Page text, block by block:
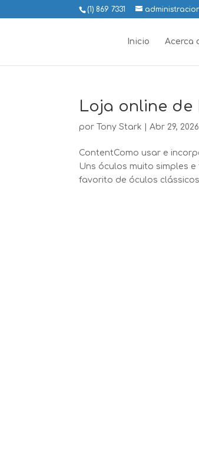
(1) 869 7331
Inicio Acerca
Loja online de
por Tony Stark |Abr 29, 2026
ContentComo usar e
Uns óculos muito simples
favorito de óculos